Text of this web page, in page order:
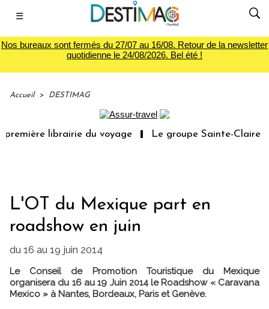
☰
Nos bureaux sont fermés du 27/07 au 16/08. Retour de la newsletter
quotidienne le 24/08/2026. Bel été !
Accueil > DESTIMAG
librairie du voyage Le groupe Sainte-Claire
L'OT du Mexique part en
roadshow en juin
du 16 au 19 juin 2014
Le Conseil de Promotion Touristique du Mexique
organisera du 16 au 19 Juin 2014 le Roadshow « Caravana
Mexico » à Nantes, Bordeaux, Paris et Genève.